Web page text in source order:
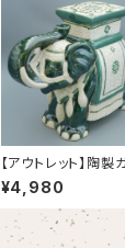
【アウトレット】陶製
デンチェア【象：グリー
ン】
¥4,980